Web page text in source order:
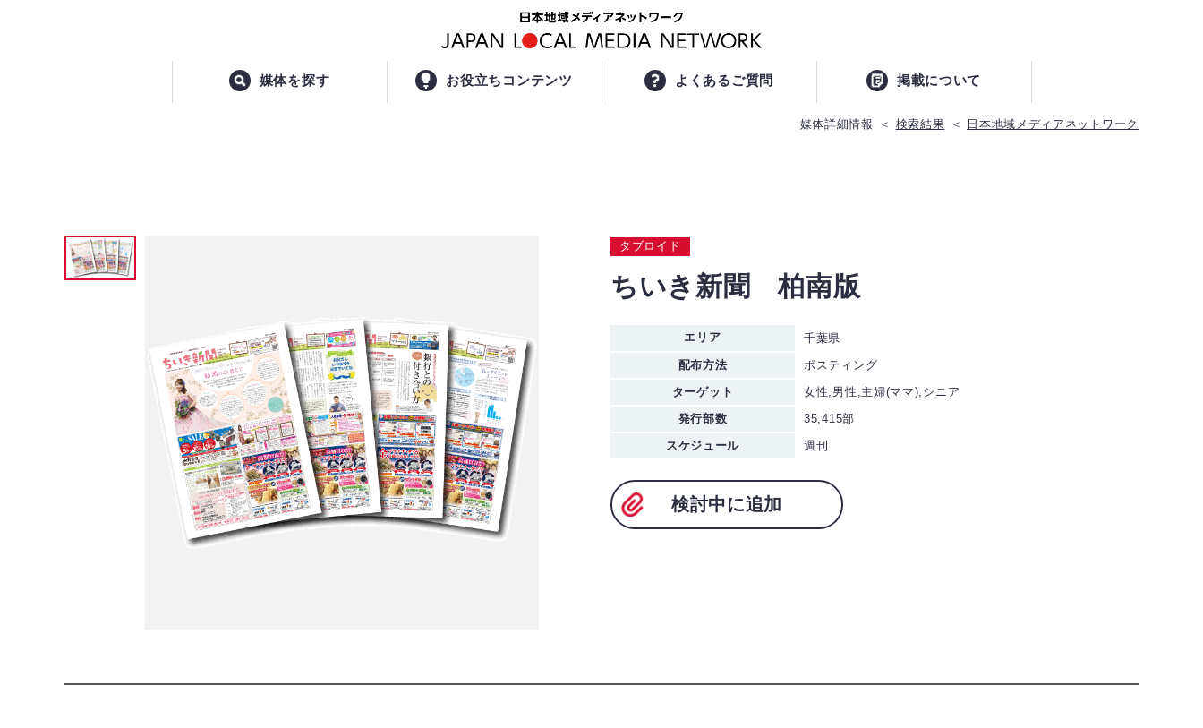
媒体を探す お役立ちコンテンツ よくあるご質問 掲載について
日本地域メディアネットワーク
検索結果
媒体詳細情報
タブロイド
ちいき新聞 柏南版
エリア 千葉県
配布方法 ポスティング
ターゲット 女性,男性,主婦(ママ),シニア
発行部数 35,415部
スケジュール 週刊
検討中に追加